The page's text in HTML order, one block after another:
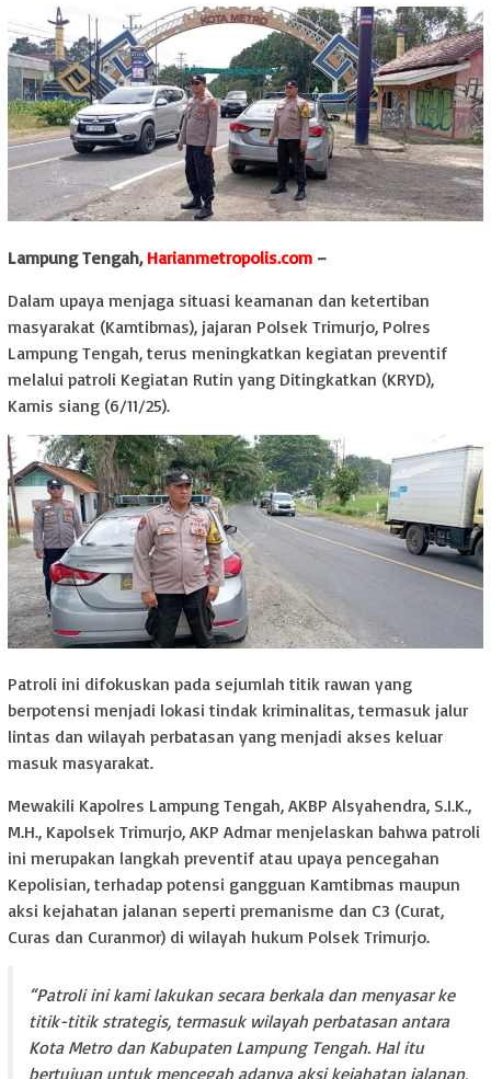
Lampung Tengah, Harianmetropolis.com –
Dalam upaya menjaga situasi keamanan dan ketertiban
masyarakat (Kamtibmas), jajaran Polsek Trimurjo, Polres
Lampung Tengah, terus meningkatkan kegiatan preventif
melalui patroli Kegiatan Rutin yang Ditingkatkan (KRYD),
Kamis siang (6/11/25).
Patroli ini difokuskan pada sejumlah titik rawan yang
berpotensi menjadi lokasi tindak kriminalitas, termasuk jalur
lintas dan wilayah perbatasan yang menjadi akses keluar
masuk masyarakat.
Mewakili Kapolres Lampung Tengah, AKBP Alsyahendra, S.I.K.,
M.H., Kapolsek Trimurjo, AKP Admar menjelaskan bahwa patroli
ini merupakan langkah preventif atau upaya pencegahan
Kepolisian, terhadap potensi gangguan Kamtibmas maupun
aksi kejahatan jalanan seperti premanisme dan C3 (Curat,
Curas dan Curanmor) di wilayah hukum Polsek Trimurjo.
“Patroli ini kami lakukan secara berkala dan menyasar ke
titik-titik strategis, termasuk wilayah perbatasan antara
Kota Metro dan Kabupaten Lampung Tengah. Hal itu
bertujuan untuk mencegah adanya aksi kejahatan jalanan,